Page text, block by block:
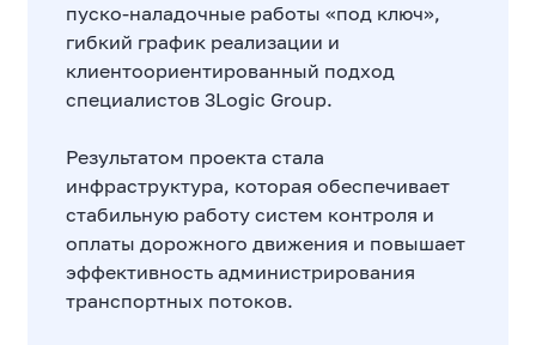
пуско-наладочные работы «под ключ»,
гибкий график реализации и
клиентоориентированный подход
специалистов 3Logic Group.
Результатом проекта стала
инфраструктура, которая обеспечивает
стабильную работу систем контроля и
оплаты дорожного движения и повышает
эффективность администрирования
транспортных потоков.